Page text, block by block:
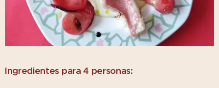
Ingredientes para 4 personas: